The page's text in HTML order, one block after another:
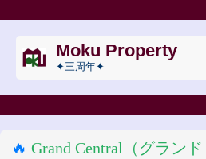
Moku Property
✦三周年✦
🔥 Grand Central（グラン